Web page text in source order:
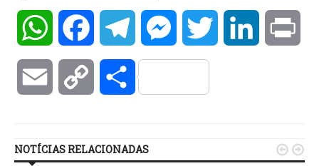
WhatsAppFacebookTelegramMessengerTwitter LinkedIn
Email Copy Compartilhar
NOTÍCIAS RELACIONADAS  